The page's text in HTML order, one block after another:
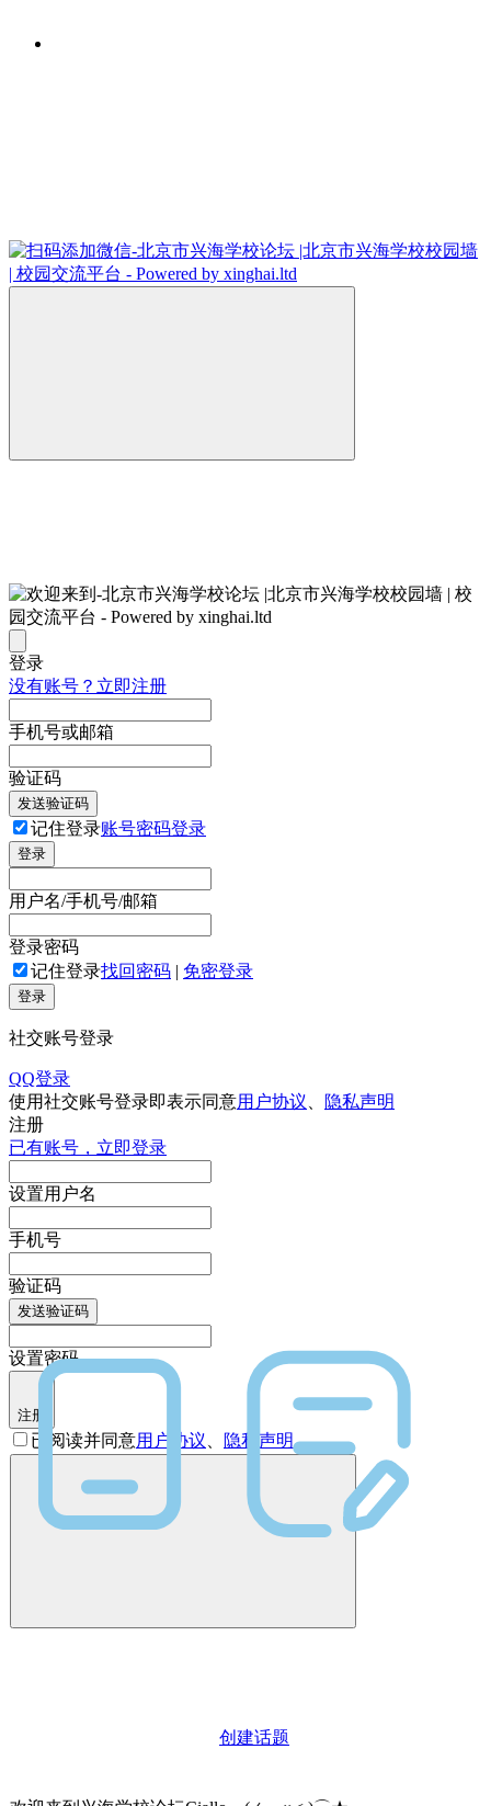
创建话题
登录
没有账号？立即注册
手机号或邮箱
验证码
发送验证码
记住登录账号密码登录
登录
用户名/手机号/邮箱
登录密码
记住登录找回密码 | 免密登录
登录
社交账号登录
QQ登录
使用社交账号登录即表示同意用户协议
隐私声明
注册
已有账号，立即登录
设置用户名
手机号
验证码
发送验证码
设置密码
注册
已阅读并同意用户协议 隐私声明